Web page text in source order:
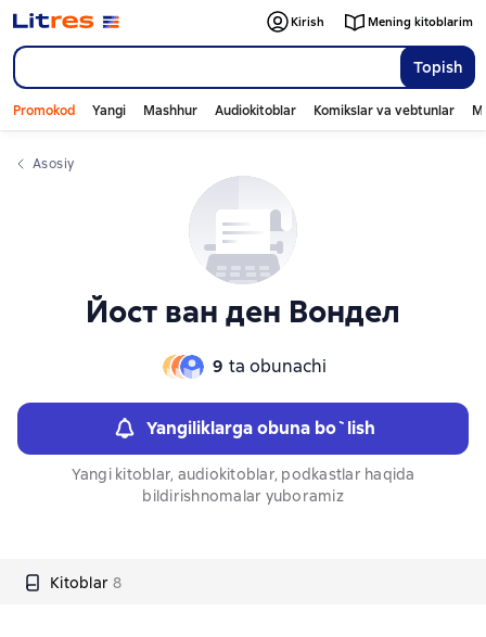
Topish
Kirish Mening kitoblarim
Promokod Yangi Mashhur Audiokitoblar Komikslar va vebtunlar
Asosiy
Йост ван ден Вондел
9 ta obunachi
Yangiliklarga obuna bo`lish
Yangi kitoblar, audiokitoblar, podkastlar haqida
bildirishnomalar yuboramiz
Kitoblar 8
Слайдер с книгами
Слайдер с книгами